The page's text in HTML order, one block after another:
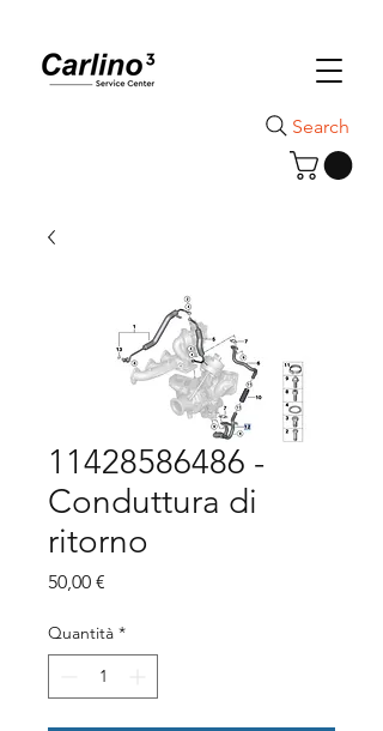
Search
11428586486 -
Conduttura di
ritorno
50,00 €
Quantità *